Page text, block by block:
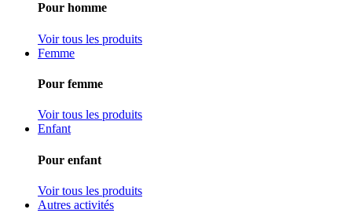
Pour homme
Voir tous les produits
Femme
Pour femme
Voir tous les produits
Enfant
Pour enfant
Voir tous les produits
Autres activités